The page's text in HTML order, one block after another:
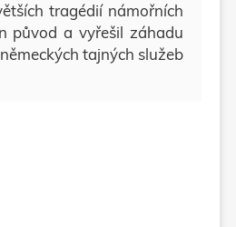
tragédií námořních
původ a vyřešil záhadu
tajných služeb